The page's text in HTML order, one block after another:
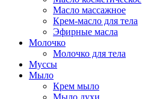
Масло массажное
Крем-масло для тела
Эфирные масла
Молочко
Молочко для тела
Муссы
Мыло
Крем мыло